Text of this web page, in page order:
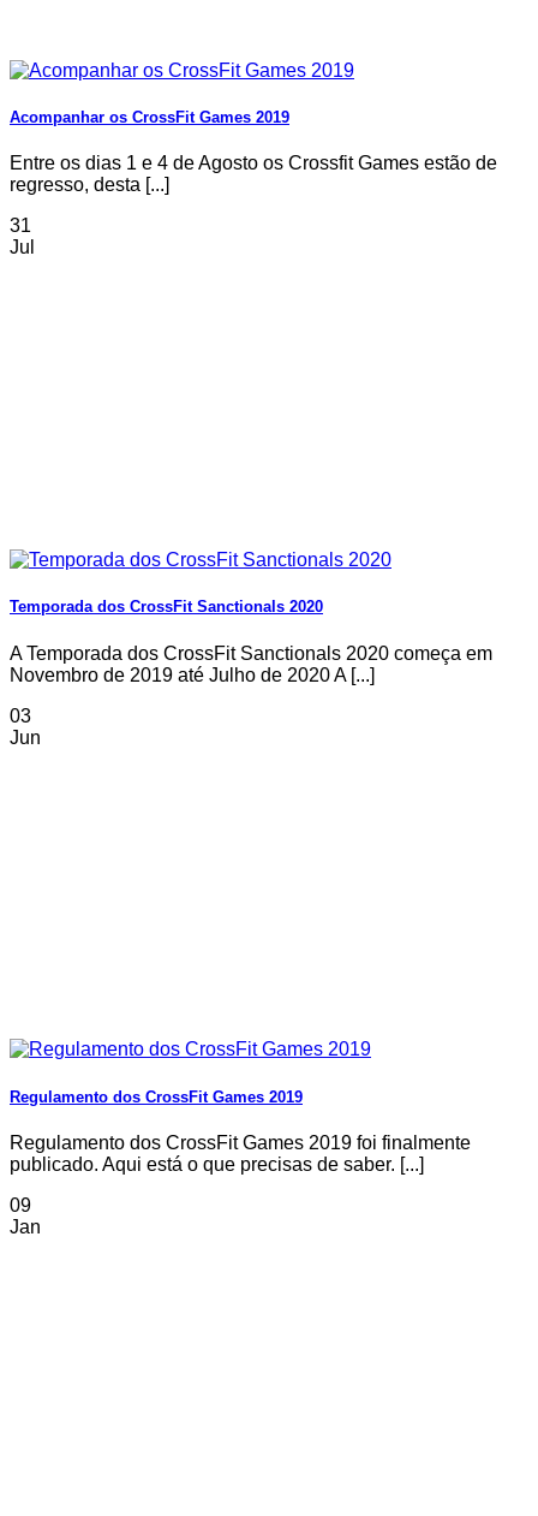
Acompanhar os CrossFit Games 2019
Entre os dias 1 e 4 de Agosto os Crossfit Games estão de
regresso, desta [...]
31
Jul
Temporada dos CrossFit Sanctionals 2020
A Temporada dos CrossFit Sanctionals 2020 começa em
Novembro de 2019 até Julho de 2020 A [...]
03
Jun
Regulamento dos CrossFit Games 2019
Regulamento dos CrossFit Games 2019 foi finalmente
publicado. Aqui está o que precisas de saber. [...]
09
Jan